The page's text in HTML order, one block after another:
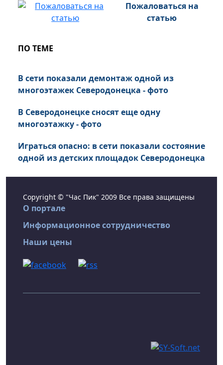
Пожаловаться на
статью
ПО ТЕМЕ
В сети показали демонтаж одной из
многоэтажек Северодонецка - фото
В Северодонецке сносят еще одну
многоэтажку - фото
Играться опасно: в сети показали состояние
одной из детских площадок Северодонецка
Copyright © "Час Пик" 2009 Все права защищены
О портале
Информационное сотрудничество
Наши цены